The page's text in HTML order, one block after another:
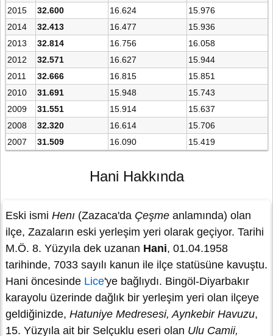
2015
32.600 16.624
15.976
2014
32.413 16.477
15.936
2013
32.814 16.756
16.058
2012
32.571 16.627
15.944
2011
32.666 16.815
15.851
2010
31.691 15.948
15.743
2009
31.551 15.914
15.637
2008
32.320 16.614
15.706
2007
31.509 16.090 15.419
Hani Hakkında
Eski ismi Henı (Zazaca'da Çeşme anlamında) olan
ilçe, Zazaların eski yerleşim yeri olarak geçiyor. Tarihi
M.Ö. 8. Yüzyıla dek uzanan Hani, 01.04.1958
tarihinde, 7033 sayılı kanun ile ilçe statüsüne kavuştu.
Hani öncesinde Lice'ye bağlıydı. Bingöl-Diyarbakır
karayolu üzerinde dağlık bir yerleşim yeri olan ilçeye
geldiğinizde, Hatuniye Medresesi, Aynkebir Havuzu,
15. Yüzyıla ait bir Selçuklu eseri olan Ulu Camii,